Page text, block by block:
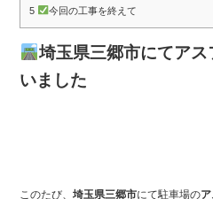
5
今回の工事を終えて
埼玉県三郷市にてア
いました
このたび、埼玉県三郷市にて駐車場の